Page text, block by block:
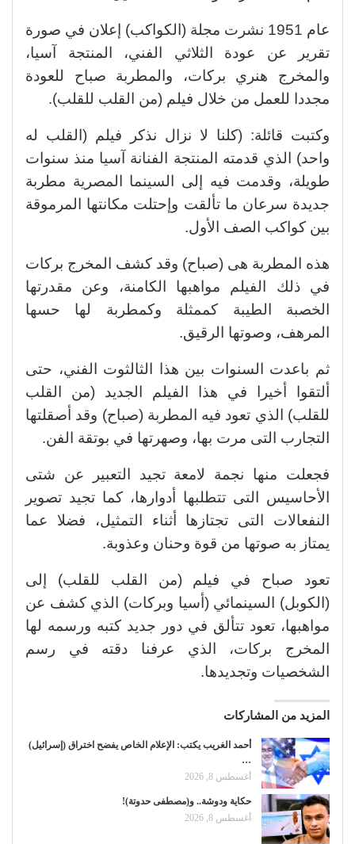
عام 1951 نشرت مجلة (الكواكب) إعلان في صورة
تقرير عن عودة الثلاثي الفني، المنتجة آسيا،
والمخرج هنري بركات، والمطربة صباح للعودة
مجددا للعمل من خلال فيلم (من القلب للقلب).
وكتبت قائلة: (كلنا لا نزال نذكر فيلم (القلب له
واحد) الذي قدمته المنتجة الفنانة آسيا منذ سنوات
طويلة، وقدمت فيه إلى السينما المصرية مطربة
جديدة سرعان ما تألقت وإحتلت مكانتها المرموقة
بين كواكب الصف الأول.
هذه المطربة هى (صباح) وقد كشف المخرج بركات
في ذلك الفيلم مواهبها الكامنة، وعن مقدرتها
الخصبة الطيبة كممثلة وكمطربة لها حسها
المرهف، وصوتها الرقيق.
ثم باعدت السنوات بين هذا الثالثوت الفني، حتى
ألتقوا أخيرا في هذا الفيلم الجديد (من القلب
للقلب) الذي تعود فيه المطربة (صباح) وقد أصقلتها
التجارب التى مرت بها، وصهرتها في بوتقة الفن.
فجعلت منها نجمة لامعة تجيد التعبير عن شتى
الأحاسيس التى تتطلبها أدوارها، كما تجيد تصوير
النفعالات التى تجتازها أثناء التمثيل، فضلا عما
يمتاز به صوتها من قوة وحنان وعذوبة.
تعود صباح في فيلم (من القلب للقلب) إلى
(الكوبل) السينمائي (أسيا وبركات) الذي كشف عن
مواهبها، تعود تتألق في دور جديد كتبه ورسمه لها
المخرج بركات، الذي عرفنا دقته في رسم
الشخصيات وتجديدها.
المزيد من المشاركات
أحمد الغريب يكتب: الإعلام الخاص يفضح اختراق (إسرائيل)
…
أغسطس 8, 2026
حكاية ودوشة.. و(مصطفى حدوتة)!
أغسطس 8, 2026